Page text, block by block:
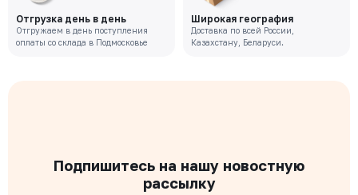
Отгрузка день в день
Отгружаем в день поступления
оплаты со склада в Подмосковье
Широкая география
Доставка по всей России,
Казахстану, Беларуси.
Подпишитесь на нашу новостную
рассылку